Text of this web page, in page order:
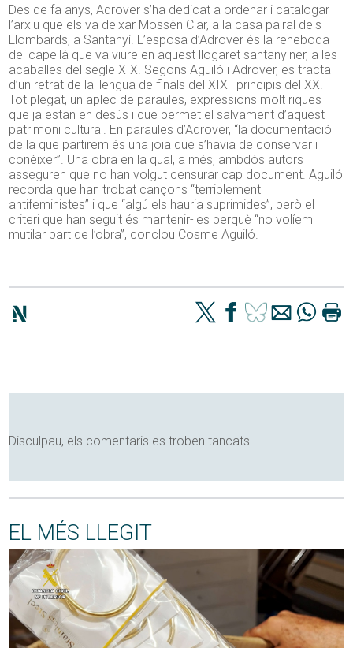
Des de fa anys, Adrover s’ha dedicat a ordenar i catalogar
l’arxiu que els va deixar Mossèn Clar, a la casa pairal dels
Llombards, a Santanyí. L’esposa d’Adrover és la reneboda
del capellà que va viure en aquest llogaret santanyiner, a les
acaballes del segle XIX. Segons Aguiló i Adrover, es tracta
d’un retrat de la llengua de finals del XIX i principis del XX.
Tot plegat, un aplec de paraules, expressions molt riques
que ja estan en desús i que permet el salvament d’aquest
patrimoni cultural. En paraules d’Adrover, “la documentació
de la que partirem és una joia que s’havia de conservar i
conèixer”. Una obra en la qual, a més, ambdós autors
asseguren que no han volgut censurar cap document. Aguiló
recorda que han trobat cançons “terriblement
antifeministes” i que “algú els hauria suprimides”, però el
criteri que han seguit és mantenir-les perquè “no volíem
mutilar part de l’obra”, conclou Cosme Aguiló.
Disculpau, els comentaris es troben tancats
EL MÉS LLEGIT